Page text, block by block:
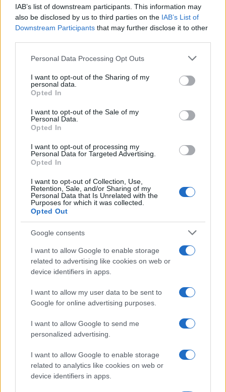
IAB’s list of downstream participants. This information may
also be disclosed by us to third parties on the IAB’s List of
Downstream Participants that may further disclose it to other
Please note that this website/app uses one or more Google
not limited to your visit or usage behaviour. You may click to
grant or deny consent to Google and its third-party tags to
use your data for below specified purposes in below Google
consent section.
Personal Data Processing Opt Outs
I want to opt-out of the Sharing of my
personal data.
Opted In
I want to opt-out of the Sale of my
Personal Data.
Opted In
I want to opt-out of processing my
Personal Data for Targeted Advertising.
Opted In
I want to opt-out of Collection, Use,
Retention, Sale, and/or Sharing of my
Personal Data that Is Unrelated with the
Purposes for which it was collected.
Opted Out
Google consents
I want to allow Google to enable storage
related to advertising like cookies on web or
device identifiers in apps.
I want to allow my user data to be sent to
Google for online advertising purposes.
I want to allow Google to send me
personalized advertising.
I want to allow Google to enable storage
related to analytics like cookies on web or
device identifiers in apps.
Incendi in Gallura, devastati un chiosco e due
furgoni: le indagini
Cannigione celebra la cultura gallurese con il
“Poker letterario”
È scontro tra Misericordia e Comune di Santa
Teresa Gallura
Controlli rafforzati in Costa Smeralda, 20
NECROLOGIE
Mario Malu
Paolo Pinna